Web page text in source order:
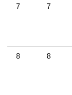
7 7
8 8